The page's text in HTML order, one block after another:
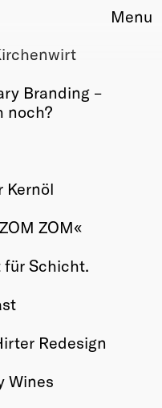
Menu
Branding –
noch?
Kernöl
ZOM«
für Schicht.
Redesign
Wines